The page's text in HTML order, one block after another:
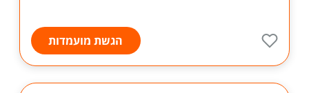
הגשת מועמדות